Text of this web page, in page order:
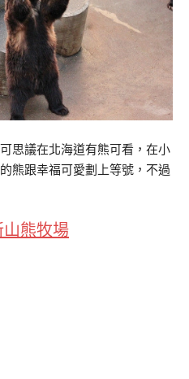
思議在北海道有熊可看，在小
熊跟幸福可愛劃上等號，不過
山熊牧場